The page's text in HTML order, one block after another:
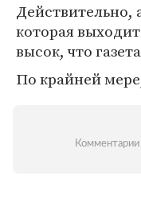
Действительно,
которая
высок, что
По крайней
Комментарии